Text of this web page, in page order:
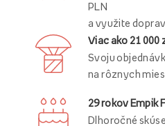
PLN
a využite
Viac ako 21 000
Svoju
na rôznych
29 rokov Empik
Dlhoročné